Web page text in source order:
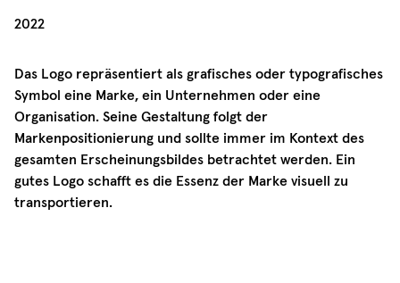
05/01/2022
2022
Das Logo repräsentiert als grafisches oder typografisches
Symbol eine Marke, ein Unternehmen oder eine
Organisation. Seine Gestaltung folgt der
Markenpositionierung und sollte immer im Kontext des
gesamten Erscheinungsbildes betrachtet werden. Ein
gutes Logo schafft es die Essenz der Marke visuell zu
transportieren.